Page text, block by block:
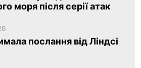
моря після серії атак
послання від Ліндсі